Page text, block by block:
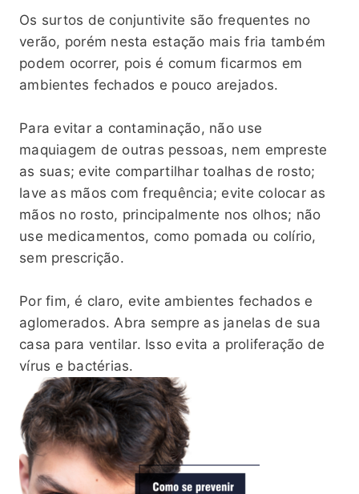
Os surtos de conjuntivite são frequentes no
verão, porém nesta estação mais fria também
podem ocorrer, pois é comum ficarmos em
ambientes fechados e pouco arejados.
Para evitar a contaminação, não use
maquiagem de outras pessoas, nem empreste
as suas; evite compartilhar toalhas de rosto;
lave as mãos com frequência; evite colocar as
mãos no rosto, principalmente nos olhos; não
use medicamentos, como pomada ou colírio,
sem prescrição.
Por fim, é claro, evite ambientes fechados e
aglomerados. Abra sempre as janelas de sua
casa para ventilar. Isso evita a proliferação de
vírus e bactérias.